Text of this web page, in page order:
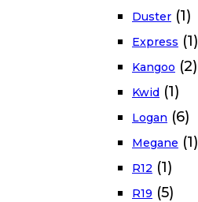
Duster (1)
Express (1)
Kangoo (2)
Kwid (1)
Logan (6)
Megane (1)
R12 (1)
R19 (5)